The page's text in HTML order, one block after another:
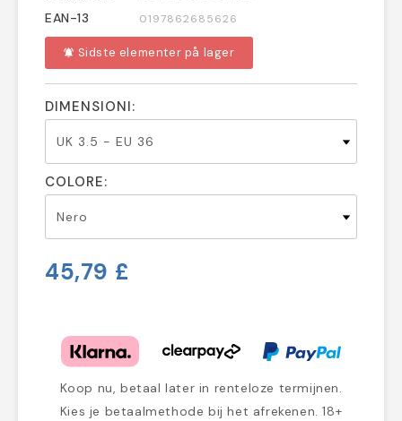
EAN-13 0197862685626
notifications_active Sidste elementer på lager
DIMENSIONI:
COLORE:
45,79 £
Koop nu, betaal later in renteloze termijnen.
Kies je betaalmethode bij het afrekenen. 18+